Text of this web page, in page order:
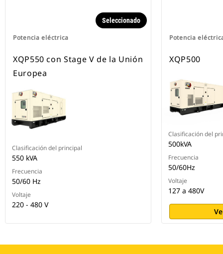
Potencia eléctrica
Seleccionado
XQP550 con Stage V de la Unión
Europea
Clasificación del principal
550 kVA
Frecuencia
50/60 Hz
Voltaje
220 - 480 V
Potencia
XQP500
Clasificación del
500kVA
Frecuencia
50/60Hz
Voltaje
127 a 480V